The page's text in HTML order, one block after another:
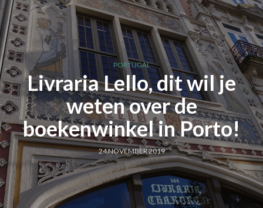
PORTUGAL
Livraria Lello, dit wil je
weten over de
boekenwinkel in Porto!
24 NOVEMBER 2019